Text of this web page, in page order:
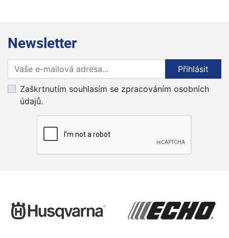
Newsletter
Přihlaste se k odběru novinek
Přihlásit
Zaškrtnutím souhlasím se zpracováním osobních
údajů.